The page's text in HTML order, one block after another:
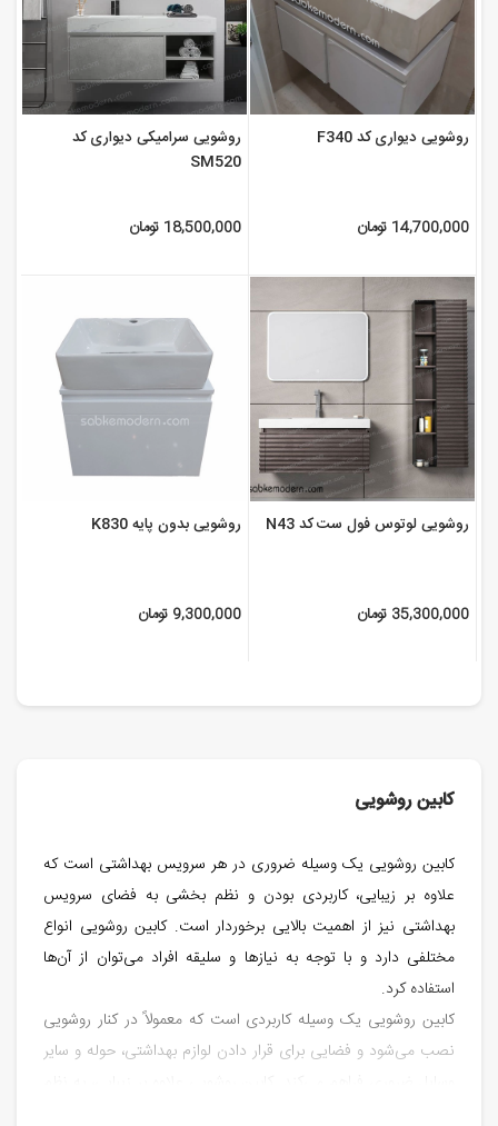
روشویی دیواری کد F340
14,700,000 تومان
روشویی سرامیکی دیواری کد
SM520
18,500,000 تومان
روشویی لوتوس فول ست کد N43
35,300,000 تومان
روشویی بدون پایه K830
9,300,000 تومان
کابین روشویی
کابین روشویی یک وسیله ضروری در هر سرویس بهداشتی است که
علاوه بر زیبایی، کاربردی بودن و نظم بخشی به فضای سرویس
بهداشتی نیز از اهمیت بالایی برخوردار است. کابین روشویی انواع
مختلفی دارد و با توجه به نیازها و سلیقه افراد می‌توان از آن‌ها
استفاده کرد.
کابین روشویی یک وسیله کاربردی است که معمولاً در کنار روشویی
نصب می‌شود و فضایی برای قرار دادن لوازم بهداشتی، حوله و سایر